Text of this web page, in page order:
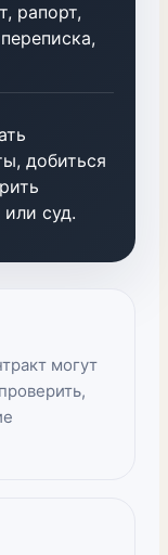
рапорт,
добиться
суд.
могут